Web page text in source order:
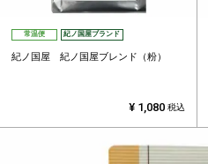
常温便 紀ノ国屋ブランド
紀ノ国屋 紀ノ国屋ブレンド（粉）
¥ 1,080 税込